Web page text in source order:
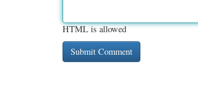
HTML is allowed